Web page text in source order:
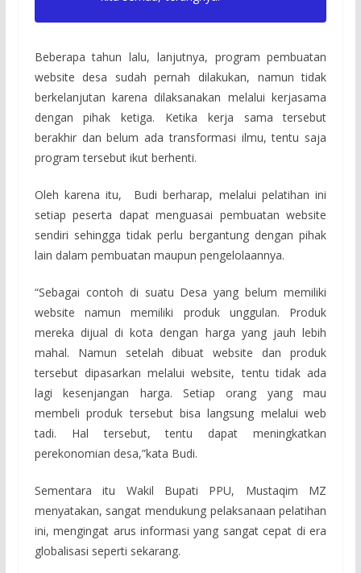
Beberapa tahun lalu, lanjutnya, program pembuatan
website desa sudah pernah dilakukan, namun tidak
berkelanjutan karena dilaksanakan melalui kerjasama
dengan pihak ketiga. Ketika kerja sama tersebut
berakhir dan belum ada transformasi ilmu, tentu saja
program tersebut ikut berhenti.
Oleh karena itu, Budi berharap, melalui pelatihan ini
setiap peserta dapat menguasai pembuatan website
sendiri sehingga tidak perlu bergantung dengan pihak
lain dalam pembuatan maupun pengelolaannya.
“Sebagai contoh di suatu Desa yang belum memiliki
website namun memiliki produk unggulan. Produk
mereka dijual di kota dengan harga yang jauh lebih
mahal. Namun setelah dibuat website dan produk
tersebut dipasarkan melalui website, tentu tidak ada
lagi kesenjangan harga. Setiap orang yang mau
membeli produk tersebut bisa langsung melalui web
tadi. Hal tersebut, tentu dapat meningkatkan
perekonomian desa,”kata Budi.
Sementara itu Wakil Bupati PPU, Mustaqim MZ
menyatakan, sangat mendukung pelaksanaan pelatihan
ini, mengingat arus informasi yang sangat cepat di era
globalisasi seperti sekarang.